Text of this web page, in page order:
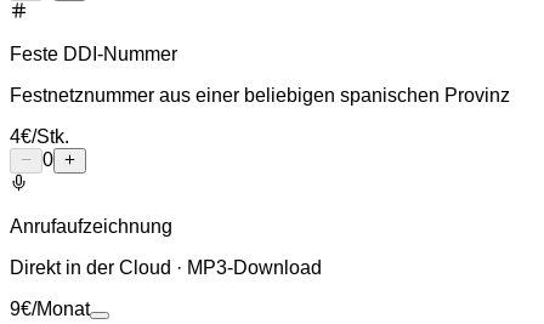
Feste DDI-Nummer
Festnetznummer aus einer beliebigen spanischen Provinz
4€/Stk.
0
Anrufaufzeichnung
Direkt in der Cloud · MP3-Download
9€/Monat